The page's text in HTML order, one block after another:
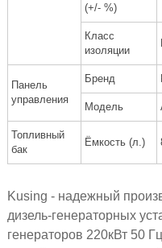
(+/- %)
Класс
изоляции
Панель
управления
Бренд
Модель
Топливный
бак
Ёмкость (л.)
Kusing - надежный
дизель-генераторных
генераторов 220кВт 50